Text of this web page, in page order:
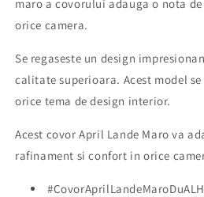
maro a covorului adauga o nota
orice camera.
Se regaseste un design
calitate superioara. Acest model
orice tema de design interior.
Acest covor April Lande Maro va
rafinament si confort in orice